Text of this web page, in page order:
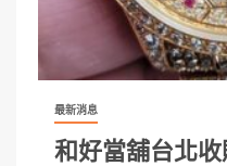
最新消息
和好當舖台北